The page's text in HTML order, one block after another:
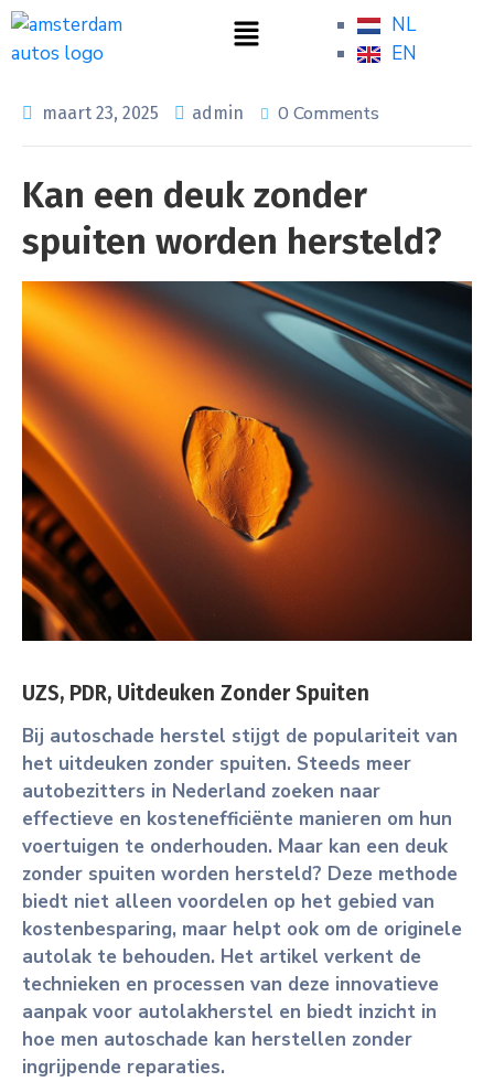
NL
EN
maart 23, 2025 admin 0 Comments
Kan een deuk zonder
spuiten worden hersteld?
UZS, PDR, Uitdeuken Zonder Spuiten
Bij autoschade herstel stijgt de populariteit van
het uitdeuken zonder spuiten. Steeds meer
autobezitters in Nederland zoeken naar
effectieve en kostenefficiënte manieren om hun
voertuigen te onderhouden. Maar kan een deuk
zonder spuiten worden hersteld? Deze methode
biedt niet alleen voordelen op het gebied van
kostenbesparing, maar helpt ook om de originele
autolak te behouden. Het artikel verkent de
technieken en processen van deze innovatieve
aanpak voor autolakherstel en biedt inzicht in
hoe men autoschade kan herstellen zonder
ingrijpende reparaties.